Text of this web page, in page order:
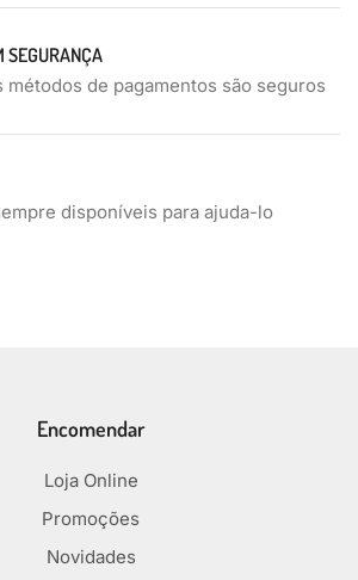
SEGURANÇA
métodos de pagamentos são seguros
disponíveis para ajuda-lo
Encomendar
Loja Online
Promoções
Novidades